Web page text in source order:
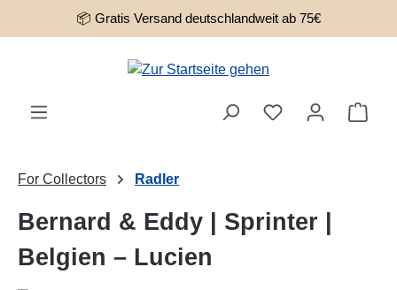
Zum Hauptinhalt springen
📦 Gratis Versand deutschlandweit ab 75€
For Collectors Radler
Bernard & Eddy | Sprinter |
Belgien – Lucien